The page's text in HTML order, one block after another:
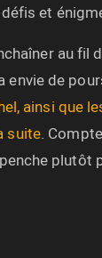
et
au fil
envie de
ainsi que
suite.